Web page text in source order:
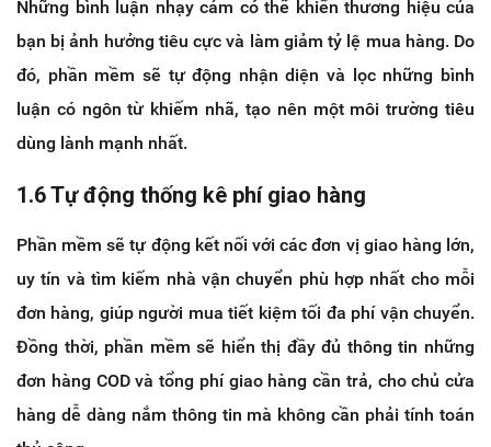
Những bình luận nhạy cảm có thể khiến thương hiệu của
bạn bị ảnh hưởng tiêu cực và làm giảm tỷ lệ mua hàng. Do
đó, phần mềm sẽ tự động nhận diện và lọc những bình
luận có ngôn từ khiếm nhã, tạo nên một môi trường tiêu
dùng lành mạnh nhất.
1.6 Tự động thống kê phí giao hàng
Phần mềm sẽ tự động kết nối với các đơn vị giao hàng lớn,
uy tín và tìm kiếm nhà vận chuyển phù hợp nhất cho mỗi
đơn hàng, giúp người mua tiết kiệm tối đa phí vận chuyển.
Đồng thời, phần mềm sẽ hiển thị đầy đủ thông tin những
đơn hàng COD và tổng phí giao hàng cần trả, cho chủ cửa
hàng dễ dàng nắm thông tin mà không cần phải tính toán